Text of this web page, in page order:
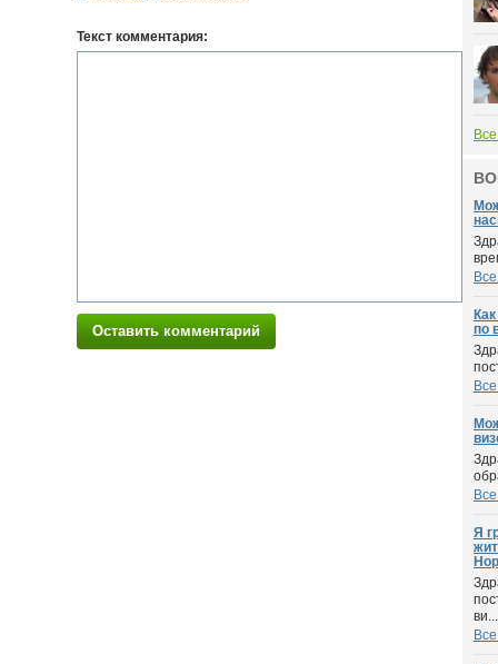
Текст комментария:
Оставить комментарий
по
Я
ви...